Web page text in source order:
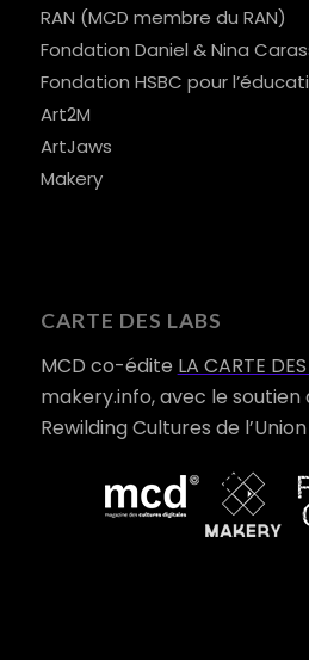
RAN (MCD membre du RAN)
Fondation Daniel & Nina
Fondation HSBC pour
Art2M
ArtJaws
Makery
CARTE DES LABS
MCD co-édite LA CARTE
makery.info, avec le
Rewilding Cultures de